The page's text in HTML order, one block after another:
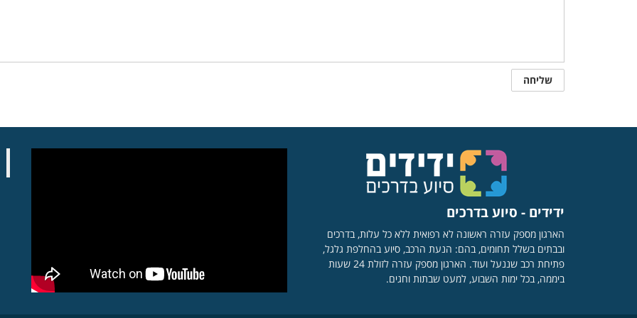
ידידים - סיוע בדרכים
הארגון מספק עזרה ראשונה לא רפואית ללא כל עלות, בדרכים
ובבתים בשלל תחומים, בהם: הנעת הרכב, סיוע בהחלפת גלגל,
פתיחת רכב שננעל ועוד. הארגון מספק עזרה לזולת 24 שעות
ביממה, בכל ימות השבוע, למעט שבתות וחגים.